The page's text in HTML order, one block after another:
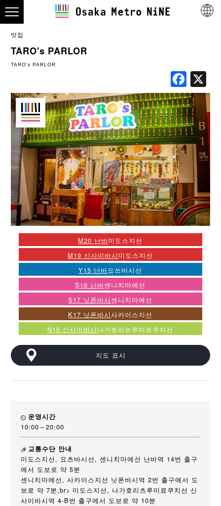
맛집
TARO's PARLOR
TARO's PARLOR
M20 난바미도스지선
M19 신사이바시 미도스지선
Y15 난바요쓰바시선
S16 난바센니치마에선
S17 닛폰바시센니치마에선
K17 닛폰바시사카이스지선
N15 신사이바시 나가호리쓰루미료쿠치선
지도 표시
운영시간
10:00～20:00
교통수단 안내
미도스지선, 요츠바시선, 센니치마에선 난바역 14번 출구
에서 도보로 약 5분
센니치마에선, 사카이스지선 닛폰바시역 2번 출구에서 도
보로 약 7분,br> 미도스지선, 나가호리츠루미료쿠치선 신
사이바시역 4-B번 출구에서 도보로 약 10분